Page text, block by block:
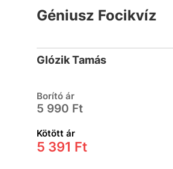
Géniusz Focikvíz
Glózik Tamás
Borító ár
5 990 Ft
Kötött ár
5 391 Ft